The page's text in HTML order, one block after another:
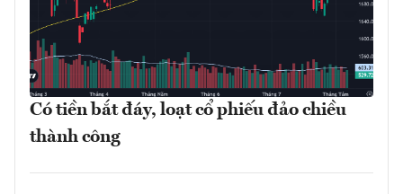
Có tiền bắt đáy, loạt cổ phiếu đảo chiều
thành công